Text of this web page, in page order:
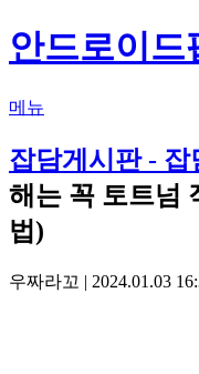
안드로이드
메뉴
잡담게시판 - 잡
해는 꼭 토트넘
법)
우짜라꼬 | 2024.01.03